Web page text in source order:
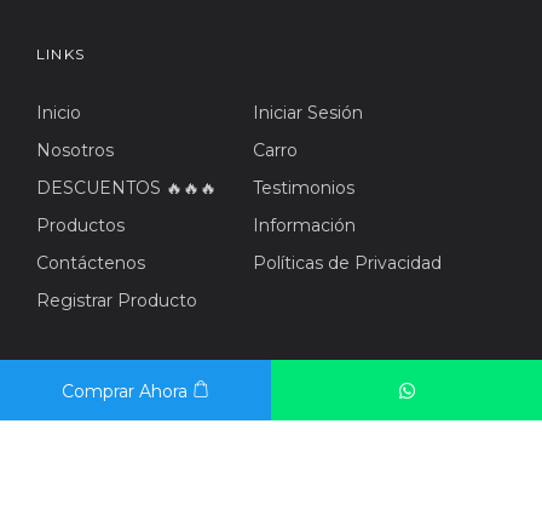
LINKS
Inicio
Nosotros
DESCUENTOS 🔥🔥🔥
Productos
Contáctenos
Registrar Producto
Iniciar Sesión
Carro
Testimonios
Información
Políticas de Privacidad
BOLETÍN INFORMATIVO
Comprar Ahora